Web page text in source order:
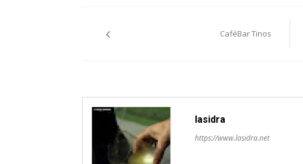
pelos
CaféBar Tinos
lasidra
https://www.lasidra.net